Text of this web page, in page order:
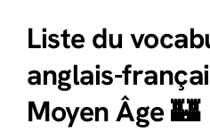
Liste du
anglais-
Moyen Âge 🏰